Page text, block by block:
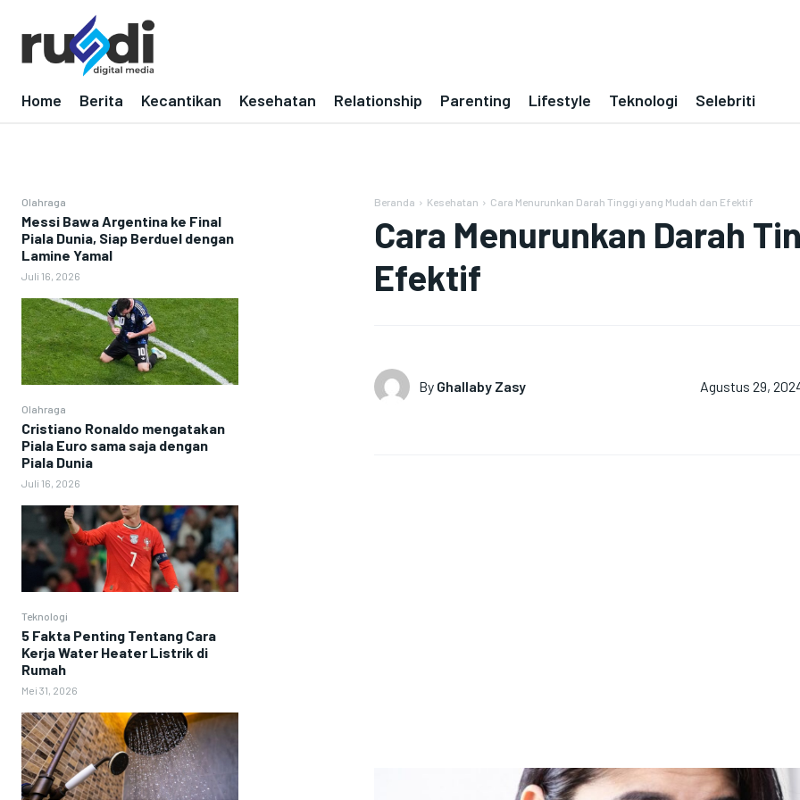
Home Berita Kecantikan Kesehatan Relationship Parenting Lifestyle Teknologi Selebriti
Olahraga
Messi Bawa Argentina ke Final
Piala Dunia, Siap Berduel dengan
Lamine Yamal
Juli 16, 2026
Olahraga
Cristiano Ronaldo mengatakan
Piala Euro sama saja dengan
Piala Dunia
Juli 16, 2026
Teknologi
5 Fakta Penting Tentang Cara
Kerja Water Heater Listrik di
Rumah
Mei 31, 2026
Beranda Kesehatan Cara Menurunkan Darah Tinggi yang Mudah dan Efektif
Cara Menurunkan Darah
Efektif
By Ghallaby Zasy Agustus 29,